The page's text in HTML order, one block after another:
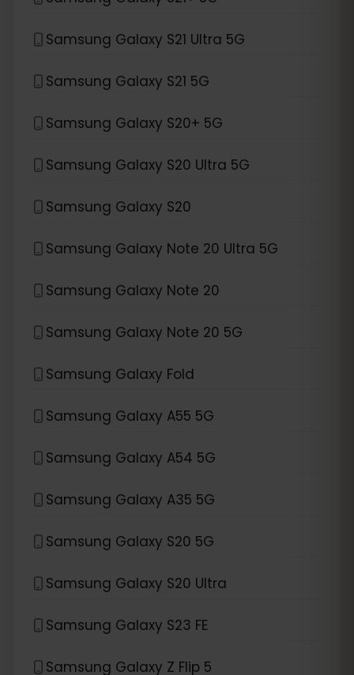
Samsung Galaxy S21 Ultra 5G
Samsung Galaxy S21 5G
Samsung Galaxy S20+ 5G
Samsung Galaxy S20 Ultra 5G
Samsung Galaxy S20
Samsung Galaxy Note 20 Ultra 5G
Samsung Galaxy Note 20
Samsung Galaxy Note 20 5G
Samsung Galaxy Fold
Samsung Galaxy A55 5G
Samsung Galaxy A54 5G
Samsung Galaxy A35 5G
Samsung Galaxy S20 5G
Samsung Galaxy S20 Ultra
Samsung Galaxy S23 FE
Samsung Galaxy Z Flip 5